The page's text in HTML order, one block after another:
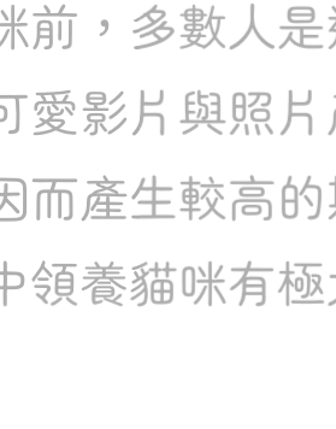
，多數人是
影片與照片
產生較高的
養貓咪有極